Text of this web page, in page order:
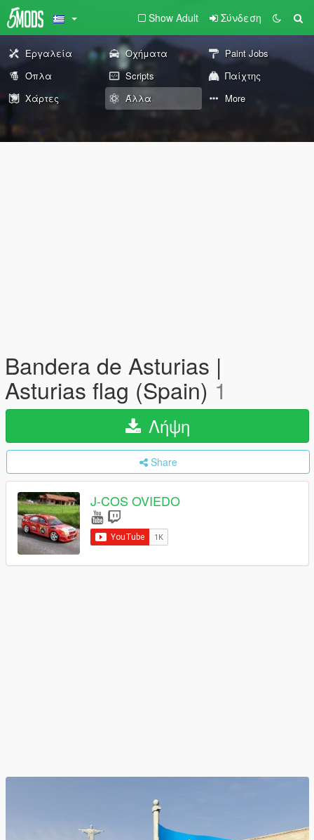
Show Adult Σύνδεση
Εργαλεία Οχήματα
Paint Jobs
Όπλα
Scripts
Παίχτης
Χάρτες
Άλλα More
Bandera de Asturias |
Asturias flag (Spain) 1
Λήψη
Share
J-COS OVIEDO